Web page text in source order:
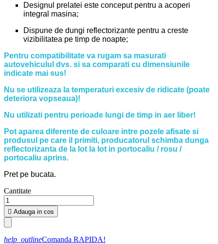
Designul prelatei este conceput pentru a acoperi
integral masina;
Dispune de dungi reflectorizante pentru a creste
vizibilitatea pe timp de noapte;
Pentru compatibilitate va rugam sa masurati
autovehiculul dvs. si sa comparati cu dimensiunile
indicate mai sus!
Nu se utilizeaza la temperaturi excesiv de ridicate (poate
deteriora vopseaua)!
Nu utilizati pentru perioade lungi de timp in aer liber!
Pot aparea diferente de culoare intre pozele afisate si
produsul pe care il primiti, producatorul schimba dunga
reflectorizanta de la lot la lot in portocaliu / rosu /
portocaliu aprins.
Pret pe bucata.
Cantitate
 Adauga in cos
help_outlineComanda RAPIDA!